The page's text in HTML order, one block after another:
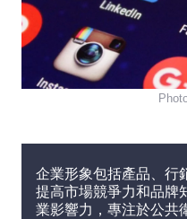
企業形象包括產品、行
提高市場競爭力和品牌
業影響力，專注於公共